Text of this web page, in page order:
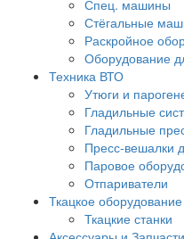
Спец. машины
Стёгальные
Раскройное
Оборудование
Техника ВТО
Утюги и
Гладильные
Гладильные
Пресс-вешалки
Паровое
Отпариватели
Ткацкое оборудование
Ткацкие станки